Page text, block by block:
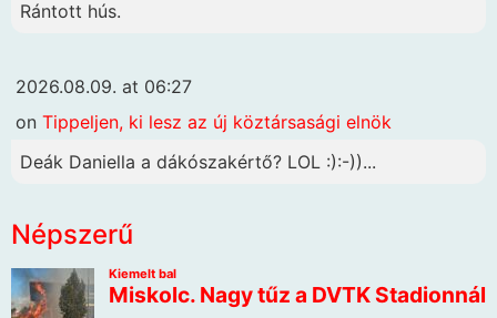
Rántott hús.
2026.08.09. at 06:27
on Tippeljen, ki lesz az új köztársasági elnök
Deák Daniella a dákószakértő? LOL :):-))...
Népszerű